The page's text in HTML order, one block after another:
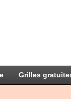
Grilles